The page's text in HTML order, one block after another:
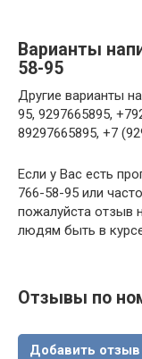
Варианты
58-95
Другие варианты
95, 9297665895,
89297665895, +7
Если у Вас есть
766-58-95 или
пожалуйста отзыв
людям быть в
Отзывы по
Добавить отзыв